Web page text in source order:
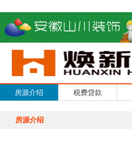
房源介绍 税费贷款
房源介绍